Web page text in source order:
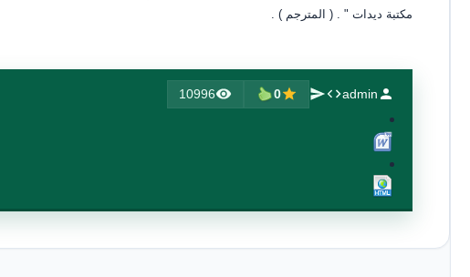
مكتبة ديدات " . ( المترجم ) .
admin
0
10996